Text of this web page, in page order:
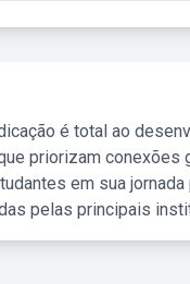
é total ao
priorizam conexões
em sua
pelas principais